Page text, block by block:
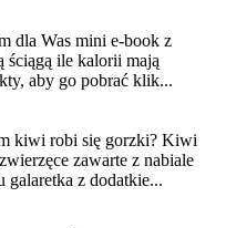
dla Was mini e-book z
ściągą ile kalorii mają
aby go pobrać klik...
kiwi robi się gorzki? Kiwi
zawarte z nabiale
galaretka z dodatkie...